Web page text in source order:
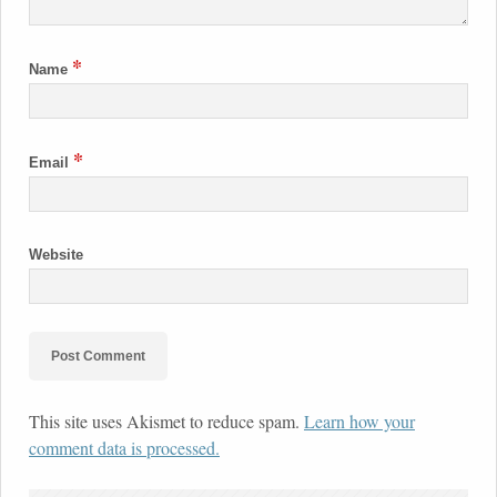
Name *
Email *
Website
This site uses Akismet to reduce spam. Learn how your
comment data is processed.